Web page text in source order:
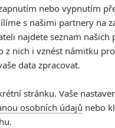
nebo vypnutím
s našimi partnery na
najdete seznam našich
z nich i vznést námitku
data zpracovat.
stránku. Vaše
osobních údajů nebo